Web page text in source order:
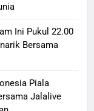
Ini Pukul 22.00
Bersama
Piala
Jalalive